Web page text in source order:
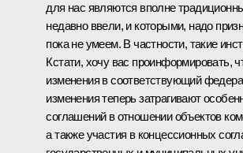
для нас являются вполне
недавно ввели, и которыми, надо
пока не умеем. В частности, такие
Кстати, хочу вас проинформировать,
изменения в соответствующий
изменения теперь затрагивают
соглашений в отношении объектов
а также участия в концессионных